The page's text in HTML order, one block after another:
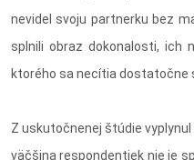
nevidel svoju partnerku bez
splnili obraz dokonalosti, ich
ktorého sa necítia dostatočne
Z uskutočnenej štúdie
väčšina respondentiek nie je